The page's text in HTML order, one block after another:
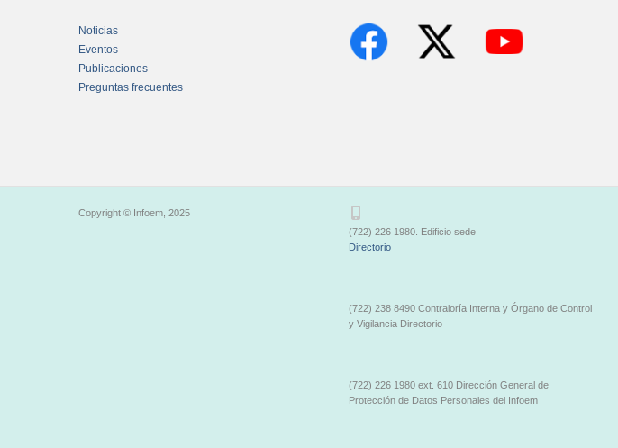
Noticias
Eventos
Publicaciones
Preguntas frecuentes
Copyright © Infoem, 2025
(722) 226 1980. Edificio sede
Directorio
(722) 238 8490 Contraloría Interna y Órgano de Control
y Vigilancia Directorio
(722) 226 1980 ext. 610 Dirección General de
Protección de Datos Personales del Infoem